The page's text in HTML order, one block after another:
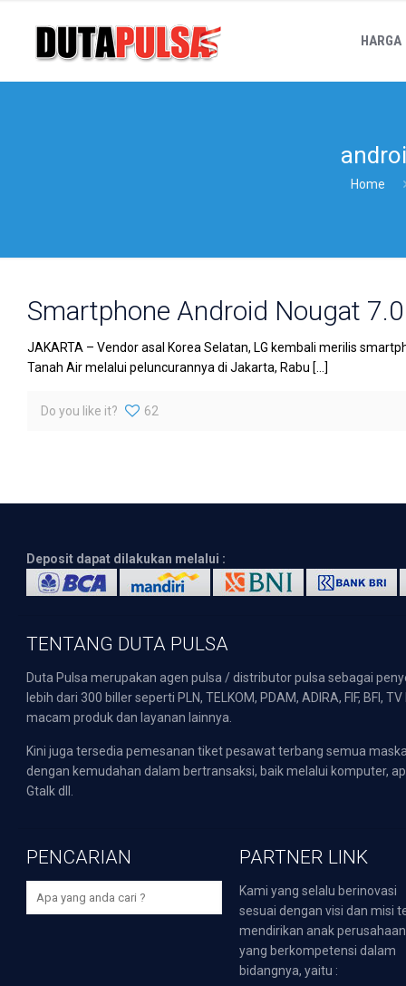
HARGA
Home
Smartphone Android Nougat
JAKARTA – Vendor asal Korea Selatan, LG kembali merilis
Tanah Air melalui peluncurannya di Jakarta, Rabu […]
Do you like it? 62
Deposit dapat dilakukan melalui :
TENTANG DUTA PULSA
Duta Pulsa merupakan agen pulsa / distributor pulsa sebagai
lebih dari 300 biller seperti PLN, TELKOM, PDAM, ADIRA, FIF,
macam produk dan layanan lainnya.
Kini juga tersedia pemesanan tiket pesawat terbang semua
dengan kemudahan dalam bertransaksi, baik melalui komputer,
Gtalk dll.
PENCARIAN PARTNER LINK
Kami yang selalu berinovasi
sesuai dengan visi dan misi
mendirikan anak perusahaan
yang berkompetensi dalam
bidangnya, yaitu :